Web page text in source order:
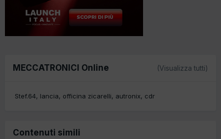
MECCATRONICI Online (Visualizza tutti)
Stef.64 lancia officina zicarelli autronix cdr
Contenuti simili